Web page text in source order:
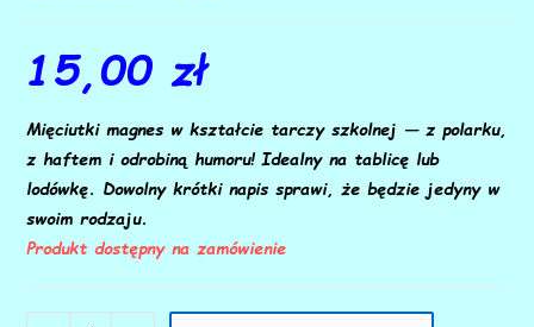
15,00 zł
Mięciutki magnes w kształcie tarczy szkolnej — z polarku,
z haftem i odrobiną humoru! Idealny na tablicę lub
lodówkę. Dowolny krótki napis sprawi, że będzie jedyny w
swoim rodzaju.
Produkt dostępny na zamówienie